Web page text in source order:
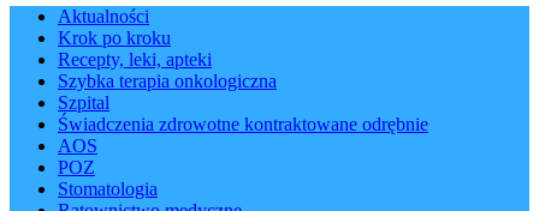
Aktualności
Krok po kroku
Recepty, leki, apteki
Szybka terapia onkologiczna
Szpital
Świadczenia zdrowotne kontraktowane odrębnie
AOS
POZ
Stomatologia